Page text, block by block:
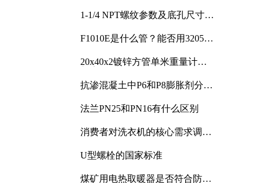
1-1/4 NPT螺纹参数及底孔尺寸详
F1010E是什么管？能否用3205或
20x40x2镀锌方管单米重量计算
抗渗混凝土中P6和P8膨胀剂分别
法兰PN25和PN16有什么区别
消费者对洗衣机的核心需求调研
U型螺栓的国家标准
煤矿用电热取暖器是否符合防爆